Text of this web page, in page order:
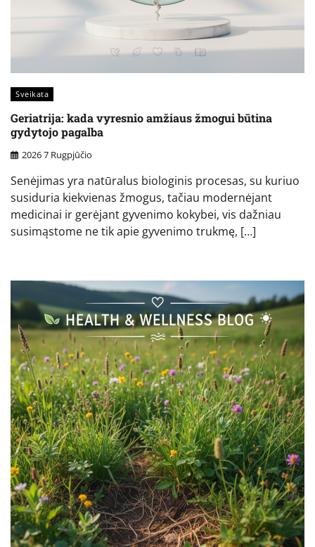
Sveikata
Geriatrija: kada vyresnio amžiaus žmogui būtina
gydytojo pagalba
2026 7 Rugpjūčio
Senėjimas yra natūralus biologinis procesas, su kuriuo
susiduria kiekvienas žmogus, tačiau modernėjant
medicinai ir gerėjant gyvenimo kokybei, vis dažniau
susimąstome ne tik apie gyvenimo trukmę, […]